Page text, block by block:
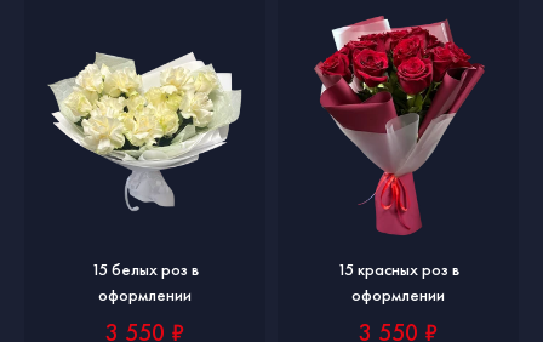
15 белых роз в
оформлении
3 550 ₽
15 красных роз в
оформлении
3 550 ₽